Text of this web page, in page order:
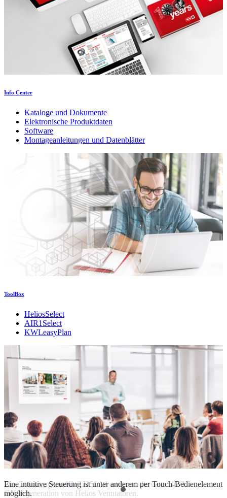
Info Center
Kataloge und Dokumente
Elektronische Produktdaten
Software
Montageanleitungen und Datenblätter
ToolBox
HeliosSelect
AIR1Select
KWLeasyPlan
Seminare – vor Ort und Online
Das Lüftungsgerät KWL 250 W erweitert die neue KWL-
Gerätegeneration von Helios Ventilatoren.
Eine intuitive Steuerung ist unter anderem per Touch-Bedienelement
möglich.